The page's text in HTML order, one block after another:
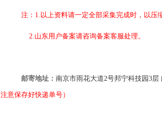
注： 1.以上资料请一定全部采集完成时，以压
2.山东用户备案请咨询备案客服处理。
邮寄地址：南京市雨花大道2号邦宁科技园3层
注意保存好快递单号）